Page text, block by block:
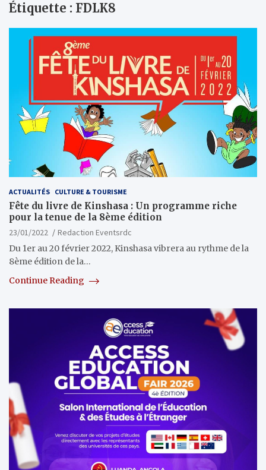
Étiquette : FDLK8
ACTUALITÉS CULTURE & TOURISME
Fête du livre de Kinshasa : Un programme riche
pour la tenue de la 8ème édition
23/01/2022
Redaction Eventsrdc
Du 1er au 20 février 2022, Kinshasa vibrera au rythme de la
8ème édition de la…
Continue Reading